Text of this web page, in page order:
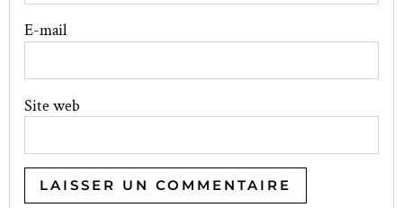
E-mail
Site web